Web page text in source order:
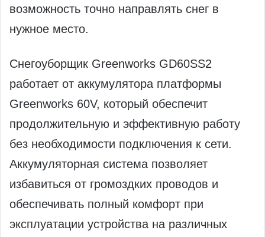
возможность точно направлять снег в
нужное место.
Снегоуборщик Greenworks GD60SS2
работает от аккумулятора платформы
Greenworks 60V, который обеспечит
продолжительную и эффективную работу
без необходимости подключения к сети.
Аккумуляторная система позволяет
избавиться от громоздких проводов и
обеспечивать полный комфорт при
эксплуатации устройства на различных